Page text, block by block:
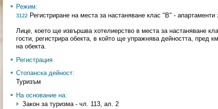
Режим:
3122 Регистриране на места за настаняване клас "В" - апартаменти
Лице, което ще извършва хотелиерство в места за настаняване
гости, регистрира обекта, в който ще упражнява дейността, пред
на обекта.
Регистрация
Стопанска дейност:
Туризъм
На основание на:
Закон за туризма - чл. 113, ал. 2